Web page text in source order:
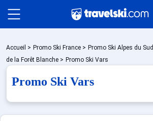
Packages
Stations
Accueil > Promo Ski France > Promo Ski Alpes du Sud
de la Forêt Blanche > Promo Ski Vars
Promo Ski Vars